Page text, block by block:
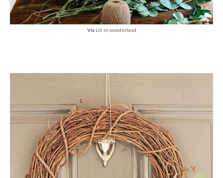
Vía Lili in wonderland